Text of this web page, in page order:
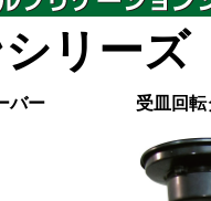
リーズ
バー 受皿回